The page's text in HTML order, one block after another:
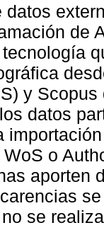
datos
de
y
datos
o
aporten
se